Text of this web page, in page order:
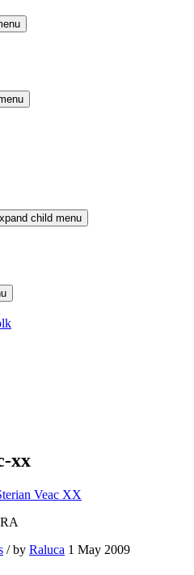
child menu
xx
/by Raluca 1 May 2009